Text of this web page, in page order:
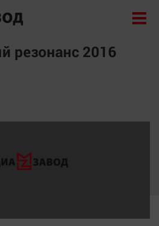
резонанс 2016